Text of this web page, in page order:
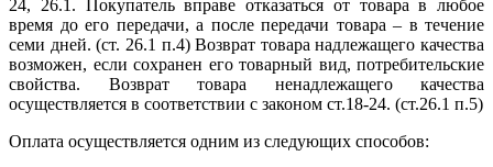
24, 26.1. Покупатель вправе отказаться от товара в любое
время до его передачи, а после передачи товара – в течение
семи дней. (ст. 26.1 п.4) Возврат товара надлежащего качества
возможен, если сохранен его товарный вид, потребительские
свойства. Возврат товара ненадлежащего качества
осуществляется в соответствии с законом ст.18-24. (ст.26.1 п.5)
Оплата осуществляется одним из следующих способов: